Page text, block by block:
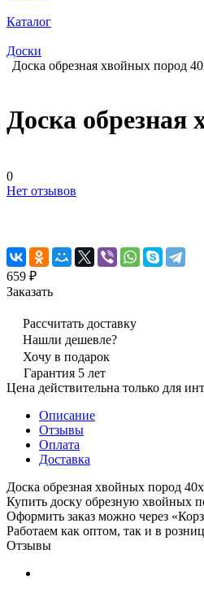
Каталог
Доски
Доска обрезная хвойных пород
Доска обрезная
0
Нет отзывов
659 ₽
Заказать
Рассчитать доставку
Нашли дешевле?
Хочу в подарок
Гарантия 5 лет
Цена действительна только для
Описание
Отзывы
Оплата
Доставка
Доска обрезная хвойных пород
Купить доску обрезную хвойных
Оформить заказ можно через
Работаем как оптом, так и в
Отзывы